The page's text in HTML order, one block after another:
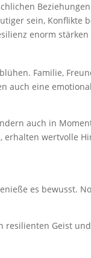
sein, Konflikte
enorm stärken
Familie,
auch eine
auch in
wertvolle
es bewusst.
resilienten Geist